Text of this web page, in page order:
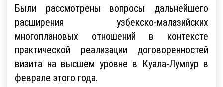
Были рассмотрены вопросы дальнейшего
расширения узбекско-малазийских
многоплановых отношений в контексте
практической реализации договоренностей
визита на высшем уровне в Куала-Лумпур в
феврале этого года.